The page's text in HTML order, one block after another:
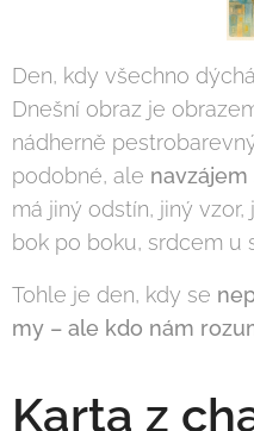
Den, kdy všechno dýchá
Dnešní obraz je
nádherně
podobné, ale
má jiný odstín, jiný
bok po boku, srdcem u
Tohle je den, kdy se
my – ale kdo nám
Karta z